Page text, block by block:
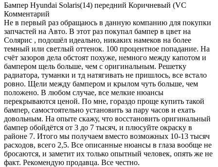
Бампер Hyundai Solaris(14) передний Коричневый (VC
Комментарий
Не в первый раз обращаюсь в данную компанию для покупки
запчастей на Авто. В этот раз покупал бампер в цвет на
Солярис , подошёл идеально, никаких намеков на более
темный или светлый оттенок. 100 процентное попадание. На
счёт зазоров дела обстоят похуже, немного между капотом и
бампером щель больше, чем с оригинальным. Решетку
радиатора, туманки и тд натягивать не пришлось, все встало
ровно. Щели между бампером и крылом чуть больше, чем
положено. В любом случае, все мелкие нюансы
перекрываются ценой. По мне, гораздо проще купить такой
бампер, самостоятельно установить за пару часов и ехать
довольным. На опыте скажу, что восстановить оригинальный
бампер обойдётся от 3 до 7 тысяч, и плюсуйте окраску в
районе 7. Итого мы получаем вместо возможных 10-13 тысяч
расходов, всего 2,5. Все описанные нюансы в глаза вообще не
бросаются, и заметит их только опытный человек, опять же не
факт. Рекомендую продавца. Все честно.